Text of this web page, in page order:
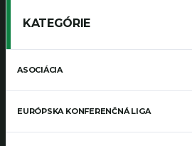
KATEGÓRIE
ASOCIÁCIA
EURÓPSKA KONFERENČNÁ LIGA